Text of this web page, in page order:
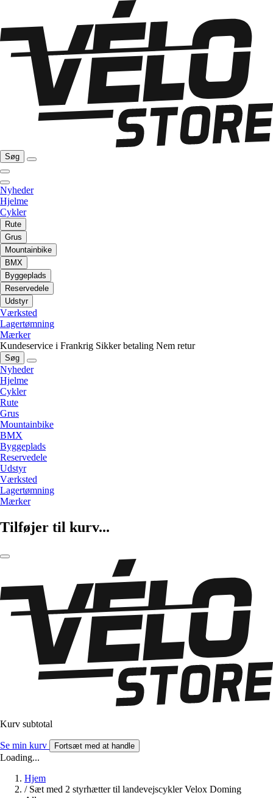
Søg
Nyheder
Hjelme
Cykler
Rute
Grus
Mountainbike
BMX
Byggeplads
Reservedele
Udstyr
Værksted
Lagertømning
Mærker
Kundeservice i Frankrig Sikker betaling Nem retur
Søg
Nyheder
Hjelme
Cykler
Rute
Grus
Mountainbike
BMX
Byggeplads
Reservedele
Udstyr
Værksted
Lagertømning
Mærker
Tilføjer til kurv...
Kurv subtotal
Se min kurv Fortsæt med at handle
Loading...
Hjem
/ Sæt med 2 styrhætter til landevejscykler Velox Doming